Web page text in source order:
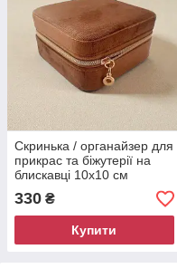
Скринька / органайзер для
прикрас та біжутерії на
блискавці 10x10 см
коричневий 8689
330 ₴
Купити